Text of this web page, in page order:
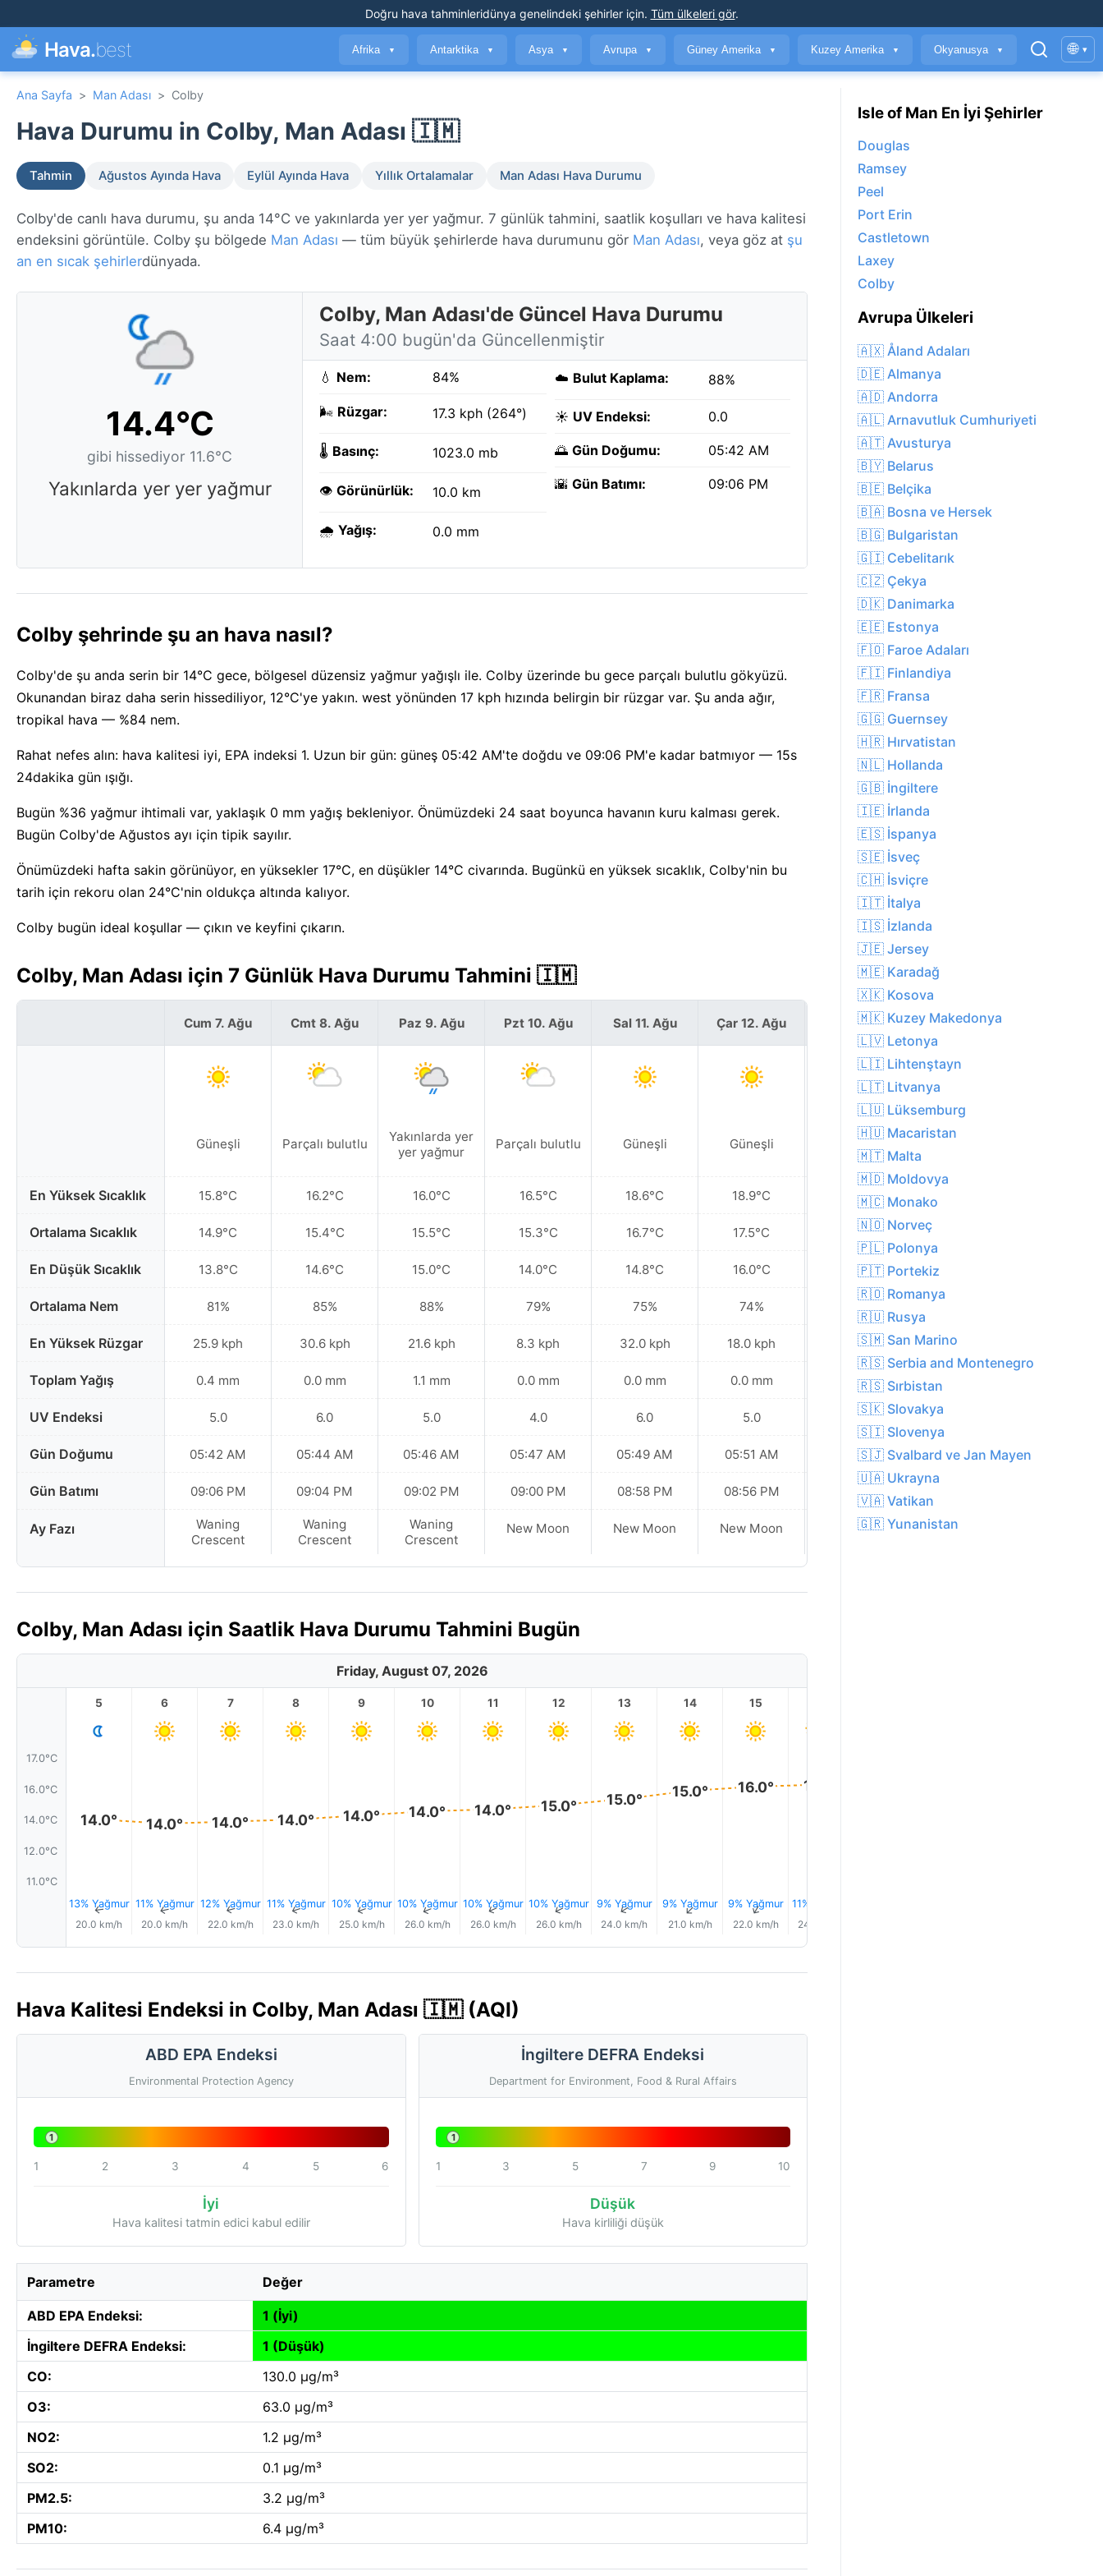
Doğru hava tahminleridünya genelindeki şehirler için. Tüm ülkeleri gör.
Hava.best Afrika ▼ Antarktika ▼ Asya ▼ Avrupa ▼ Güney Amerika ▼ Kuzey Amerika ▼ Okyanusya ▼ 🌐 ▾
Ana Sayfa > Man Adası > Colby
Hava Durumu in Colby, Man Adası 🇮🇲
Tahmin Ağustos Ayında Hava Eylül Ayında Hava Yıllık Ortalamalar Man Adası Hava Durumu
Colby'de canlı hava durumu, şu anda 14°C ve yakınlarda yer yer yağmur. 7 günlük tahmini, saatlik koşulları ve hava kalitesi
endeksini görüntüle. Colby şu bölgede Man Adası — tüm büyük şehirlerde hava durumunu gör Man Adası, veya göz at şu
an en sıcak şehirlerdünyada.
14.4°C
gibi hissediyor 11.6°C
Yakınlarda yer yer yağmur
Colby, Man Adası'de Güncel Hava Durumu
Saat 4:00 bugün'da Güncellenmiştir
💧 Nem: 84%
🌬️ Rüzgar: 17.3 kph (264°)
🌡️ Basınç: 1023.0 mb
👁️ Görünürlük: 10.0 km
🌧️ Yağış: 0.0 mm
☁️ Bulut Kaplama: 88%
☀️ UV Endeksi: 0.0
🌅 Gün Doğumu: 05:42 AM
🌇 Gün Batımı: 09:06 PM
Colby şehrinde şu an hava nasıl?
Colby'de şu anda serin bir 14°C gece, bölgesel düzensiz yağmur yağışlı ile. Colby üzerinde bu gece parçalı bulutlu gökyüzü.
Okunandan biraz daha serin hissediliyor, 12°C'ye yakın. west yönünden 17 kph hızında belirgin bir rüzgar var. Şu anda ağır,
tropikal hava — %84 nem.
Rahat nefes alın: hava kalitesi iyi, EPA indeksi 1. Uzun bir gün: güneş 05:42 AM'te doğdu ve 09:06 PM'e kadar batmıyor — 15s
24dakika gün ışığı.
Bugün %36 yağmur ihtimali var, yaklaşık 0 mm yağış bekleniyor. Önümüzdeki 24 saat boyunca havanın kuru kalması gerek.
Bugün Colby'de Ağustos ayı için tipik sayılır.
Önümüzdeki hafta sakin görünüyor, en yüksekler 17°C, en düşükler 14°C civarında. Bugünkü en yüksek sıcaklık, Colby'nin bu
tarih için rekoru olan 24°C'nin oldukça altında kalıyor.
Colby bugün ideal koşullar — çıkın ve keyfini çıkarın.
Colby, Man Adası için 7 Günlük Hava Durumu Tahmini 🇮🇲
En Yüksek Sıcaklık
Ortalama Sıcaklık
En Düşük Sıcaklık
Ortalama Nem
En Yüksek Rüzgar
Toplam Yağış
UV Endeksi
Gün Doğumu
Gün Batımı
Ay Fazı
Cum 7. Ağu
Güneşli
15.8°C
14.9°C
13.8°C
81%
25.9 kph
0.4 mm
5.0
05:42 AM
09:06 PM
Waning
Crescent
Cmt 8. Ağu
Parçalı bulutlu
16.2°C
15.4°C
14.6°C
85%
30.6 kph
0.0 mm
6.0
05:44 AM
09:04 PM
Waning
Crescent
Paz 9. Ağu
Yakınlarda yer
yer yağmur
16.0°C
15.5°C
15.0°C
88%
21.6 kph
1.1 mm
5.0
05:46 AM
09:02 PM
Waning
Crescent
Pzt 10. Ağu
Parçalı bulutlu
16.5°C
15.3°C
14.0°C
79%
8.3 kph
0.0 mm
4.0
05:47 AM
09:00 PM
New Moon
Sal 11. Ağu
Güneşli
18.6°C
16.7°C
14.8°C
75%
32.0 kph
0.0 mm
6.0
05:49 AM
08:58 PM
New Moon
Çar 12. Ağu
Güneşli
18.9°C
17.5°C
16.0°C
74%
18.0 kph
0.0 mm
5.0
05:51 AM
08:56 PM
New Moon
Per 13. Ağu
Parçalı bulutlu
18.4°C
17.0°C
15.5°C
13.0 kph
0.0 mm
5.0
05:53 AM
08:54 PM
New Moon
Colby, Man Adası için Saatlik Hava Durumu Tahmini Bugün
Friday, August 07, 2026
17.0°C
16.0°C
14.0°C
12.0°C
11.0°C
5
14.0°
13% Yağmur
↑
20.0 km/h
6
14.0°
11% Yağmur
↑
20.0 km/h
7
14.0°
12% Yağmur
↑
22.0 km/h
8
14.0°
11% Yağmur
↑
23.0 km/h
9
14.0°
10% Yağmur
↑
25.0 km/h
10
14.0°
10% Yağmur
↑
26.0 km/h
11
14.0°
10% Yağmur
↑
26.0 km/h
12
15.0°
10% Yağmur
↑
26.0 km/h
13
15.0°
9% Yağmur
↑
24.0 km/h
14
15.0°
9% Yağmur
↑
21.0 km/h
15
16.0°
9% Yağmur
↑
22.0 km/h
16.0°
11% Yağmur
24.0 km/h
Hava Kalitesi Endeksi in Colby, Man Adası 🇮🇲 (AQI)
ABD EPA Endeksi
Environmental Protection Agency
1
1 2 3 4 5 6
İyi
Hava kalitesi tatmin edici kabul edilir
İngiltere DEFRA Endeksi
Department for Environment, Food & Rural Affairs
1
1 3 5 7 9 10
Düşük
Hava kirliliği düşük
Parametre Değer
ABD EPA Endeksi:
1 (İyi)
İngiltere DEFRA Endeksi:
1 (Düşük)
CO:
130.0 µg/m³
O3:
63.0 µg/m³
NO2:
1.2 µg/m³
SO2:
0.1 µg/m³
PM2.5:
3.2 µg/m³
PM10:
6.4 µg/m³
Isle of Man En İyi Şehirler
Douglas
Ramsey
Peel
Port Erin
Castletown
Laxey
Colby
Avrupa Ülkeleri
🇦🇽 Åland Adaları
🇩🇪 Almanya
🇦🇩 Andorra
🇦🇱 Arnavutluk Cumhuriyeti
🇦🇹 Avusturya
🇧🇾 Belarus
🇧🇪 Belçika
🇧🇦 Bosna ve Hersek
🇧🇬 Bulgaristan
🇬🇮 Cebelitarık
🇨🇿 Çekya
🇩🇰 Danimarka
🇪🇪 Estonya
🇫🇴 Faroe Adaları
🇫🇮 Finlandiya
🇫🇷 Fransa
🇬🇬 Guernsey
🇭🇷 Hırvatistan
🇳🇱 Hollanda
🇬🇧 İngiltere
🇮🇪 İrlanda
🇪🇸 İspanya
🇸🇪 İsveç
🇨🇭 İsviçre
🇮🇹 İtalya
🇮🇸 İzlanda
🇯🇪 Jersey
🇲🇪 Karadağ
🇽🇰 Kosova
🇲🇰 Kuzey Makedonya
🇱🇻 Letonya
🇱🇮 Lihtenştayn
🇱🇹 Litvanya
🇱🇺 Lüksemburg
🇭🇺 Macaristan
🇲🇹 Malta
🇲🇩 Moldovya
🇲🇨 Monako
🇳🇴 Norveç
🇵🇱 Polonya
🇵🇹 Portekiz
🇷🇴 Romanya
🇷🇺 Rusya
🇸🇲 San Marino
🇷🇸 Serbia and Montenegro
🇷🇸 Sırbistan
🇸🇰 Slovakya
🇸🇮 Slovenya
🇸🇯 Svalbard ve Jan Mayen
🇺🇦 Ukrayna
🇻🇦 Vatikan
🇬🇷 Yunanistan